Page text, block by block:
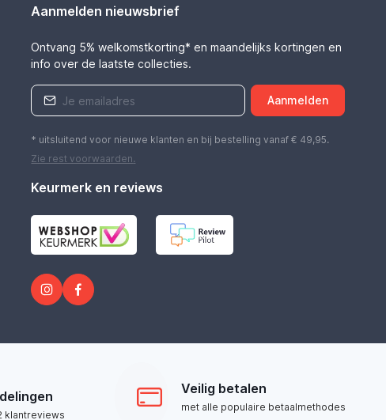
Aanmelden nieuwsbrief
Ontvang 5% welkomstkorting* en maandelijks kortingen en
info over de laatste collecties.
Aanmelden
* uitsluitend voor nieuwe klanten en bij bestelling vanaf € 49,95.
Zie rest voorwaarden.
Keurmerk en reviews
klantreviews
Veilig betalen
met alle populaire betaalmethodes